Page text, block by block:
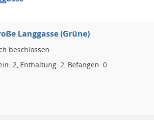
Langgasse (Grüne)
beschlossen
2, Enthaltung: 2, Befangen: 0